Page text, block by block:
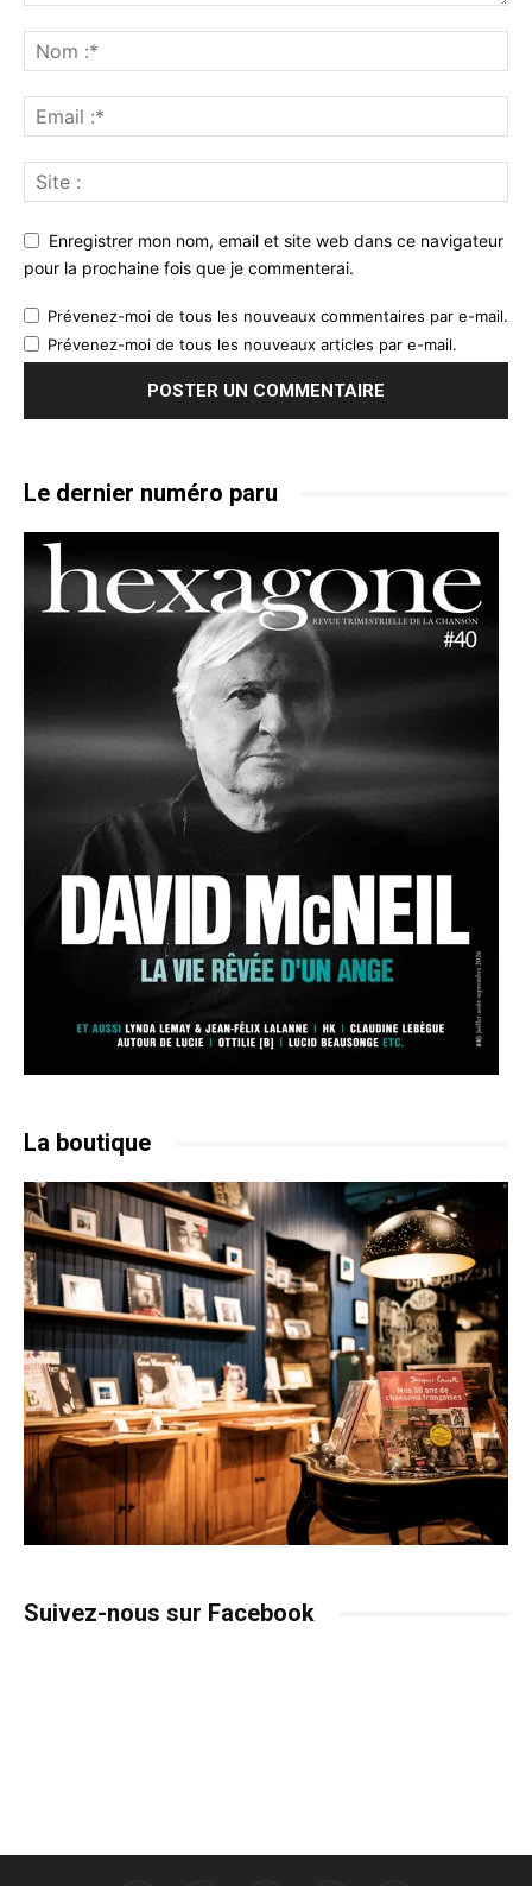
Enregistrer mon nom, email et site web dans ce navigateur
pour la prochaine fois que je commenterai.
Prévenez-moi de tous les nouveaux commentaires par e-mail.
Prévenez-moi de tous les nouveaux articles par e-mail.
Le dernier numéro paru
La boutique
Suivez-nous sur Facebook